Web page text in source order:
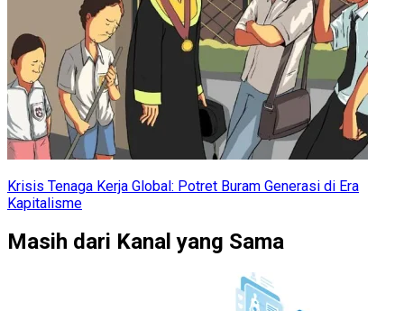
Krisis Tenaga Kerja Global: Potret Buram Generasi di Era
Kapitalisme
Masih dari Kanal yang Sama